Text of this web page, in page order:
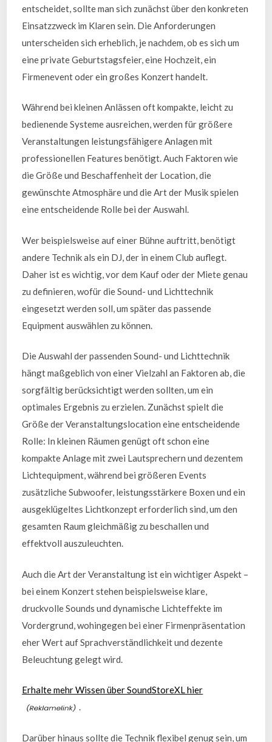
entscheidet, sollte man sich zunächst über den konkreten
Einsatzzweck im Klaren sein. Die Anforderungen
unterscheiden sich erheblich, je nachdem, ob es sich um
eine private Geburtstagsfeier, eine Hochzeit, ein
Firmenevent oder ein großes Konzert handelt.
Während bei kleinen Anlässen oft kompakte, leicht zu
bedienende Systeme ausreichen, werden für größere
Veranstaltungen leistungsfähigere Anlagen mit
professionellen Features benötigt. Auch Faktoren wie
die Größe und Beschaffenheit der Location, die
gewünschte Atmosphäre und die Art der Musik spielen
eine entscheidende Rolle bei der Auswahl.
Wer beispielsweise auf einer Bühne auftritt, benötigt
andere Technik als ein DJ, der in einem Club auflegt.
Daher ist es wichtig, vor dem Kauf oder der Miete genau
zu definieren, wofür die Sound- und Lichttechnik
eingesetzt werden soll, um später das passende
Equipment auswählen zu können.
Die Auswahl der passenden Sound- und Lichttechnik
hängt maßgeblich von einer Vielzahl an Faktoren ab, die
sorgfältig berücksichtigt werden sollten, um ein
optimales Ergebnis zu erzielen. Zunächst spielt die
Größe der Veranstaltungslocation eine entscheidende
Rolle: In kleinen Räumen genügt oft schon eine
kompakte Anlage mit zwei Lautsprechern und dezentem
Lichtequipment, während bei größeren Events
zusätzliche Subwoofer, leistungsstärkere Boxen und ein
ausgeklügeltes Lichtkonzept erforderlich sind, um den
gesamten Raum gleichmäßig zu beschallen und
effektvoll auszuleuchten.
Auch die Art der Veranstaltung ist ein wichtiger Aspekt –
bei einem Konzert stehen beispielsweise klare,
druckvolle Sounds und dynamische Lichteffekte im
Vordergrund, wohingegen bei einer Firmenpräsentation
eher Wert auf Sprachverständlichkeit und dezente
Beleuchtung gelegt wird.
Erhalte mehr Wissen über SoundStoreXL hier
.
Darüber hinaus sollte die Technik flexibel genug sein, um